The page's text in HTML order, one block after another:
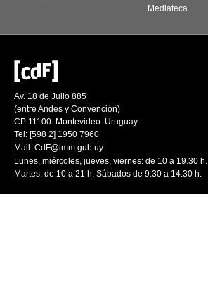
Mediateca
Av. 18 de Julio 885
(entre Andes y Convención)
CP 11100. Montevideo. Uruguay
Tel: [598 2] 1950 7960
Mail: CdF@imm.gub.uy
Lunes, miércoles, jueves, viernes: de 10 a 19.30 h.
Martes: de 10 a 21 h. Sábados de 9.30 a 14.30 h.